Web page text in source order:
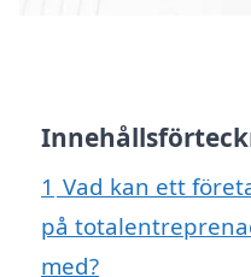
1 Vad kan ett
på
med?